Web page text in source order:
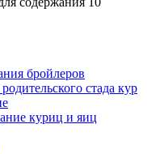
бройлеров
стада кур
куриц и яиц